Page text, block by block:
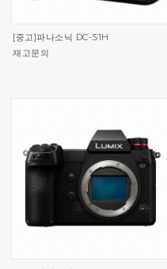
[중고]파나소닉 DC-S1H
재고문의